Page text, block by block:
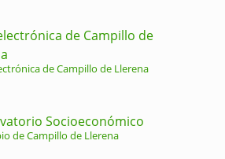
de Campillo de
de Campillo de Llerena
Socioeconómico
de Campillo de Llerena